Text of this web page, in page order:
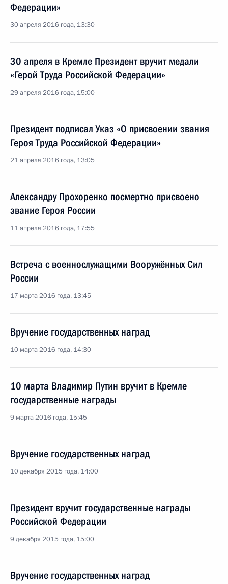
Федерации»
30 апреля 2016 года, 13:30
30 апреля в Кремле Президент вручит медали
«Герой Труда Российской Федерации»
29 апреля 2016 года, 15:00
Президент подписал Указ «О присвоении звания
Героя Труда Российской Федерации»
21 апреля 2016 года, 13:05
Александру Прохоренко посмертно присвоено
звание Героя России
11 апреля 2016 года, 17:55
Встреча с военнослужащими Вооружённых Сил
России
17 марта 2016 года, 13:45
Вручение государственных наград
10 марта 2016 года, 14:30
10 марта Владимир Путин вручит в Кремле
государственные награды
9 марта 2016 года, 15:45
Вручение государственных наград
10 декабря 2015 года, 14:00
Президент вручит государственные награды
Российской Федерации
9 декабря 2015 года, 15:00
Вручение государственных наград